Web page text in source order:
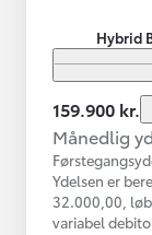
Hybrid
159.900 kr.
Månedlig
Ydelsen er
32.000,00,
variabel